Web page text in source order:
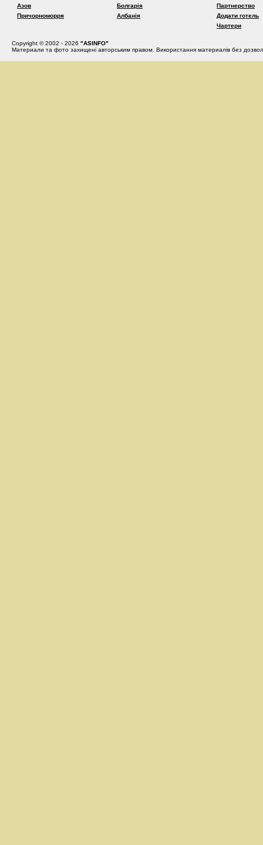
Азов
Причорноморря
Болгарія
Албанія
Партнерство
Додати готель
Чартери
Copyright © 2002 - 2026 "ASINFO"
Материали та фото захищені авторським правом. Використання материалів без